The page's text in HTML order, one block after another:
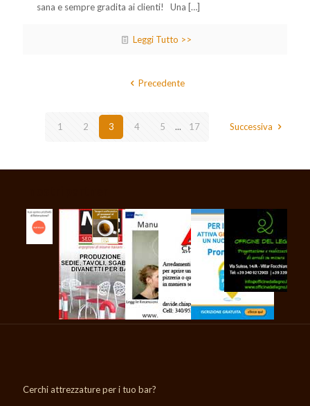
sana e sempre gradita ai clienti! Una […]
Leggi Tutto >>
Precedente
1 2 3 4 5 ... 17 Successiva
Cerchi attrezzature per i tuo bar?